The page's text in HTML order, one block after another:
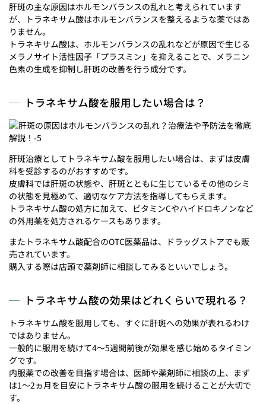
肝斑の主な原因はホルモンバランスの乱れと考えられています
が、トラネキサム酸はホルモンバランスを整えるような薬ではあ
りません。
トラネキサム酸は、ホルモンバランスの乱れなどが原因で生じる
メラノサイト活性因子「プラスミン」を抑えることで、メラニン
色素の生成を抑制し肝斑の改善を行う成分です。
トラネキサム酸を服用したい場合は？
肝斑治療としてトラネキサム酸を服用したい場合は、まずは皮膚
科を受診するのがおすすめです。
皮膚科では肝斑の状態や、肝斑とともに生じているその他のシミ
の状態を見極めて、適切なケア方法を指導してもらえます。
トラネキサム酸の処方に加えて、ビタミンCやハイドロキノンなど
の外用薬を処方されるケースもあります。
またトラネキサム酸配合のOTC医薬品は、ドラッグストアでも販
売されています。
購入する際は店頭で薬剤師に相談してみるといいでしょう。
トラネキサム酸の効果はどれくらいで現れる？
トラネキサム酸を服用しても、すぐに肝斑への効果が表れるわけ
ではありません。
一般的に服用を続けて4～5週間前後が効果を感じ始めるタイミン
グです。
内服薬での改善を目指す場合は、医師や薬剤師に相談の上、まず
は1～2ヵ月を目安にトラネキサム酸の服用を続けることが大切で
す。